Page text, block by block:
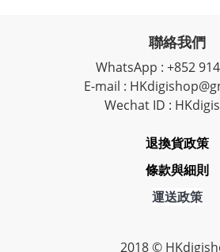
聯絡我們
WhatsApp : +852
E-mail :
Wechat ID :
退換貨政策
條款與細則
運送政策
2018 ©